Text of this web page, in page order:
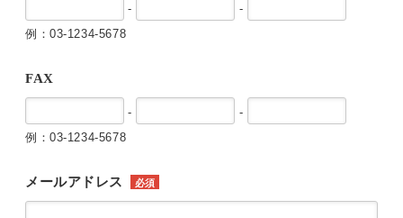
-
-
例：03-1234-5678
FAX
-
-
例：03-1234-5678
メールアドレス 必須